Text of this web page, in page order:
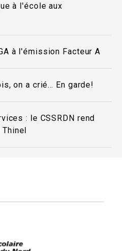
à l'école aux
à l'émission Facteur A
on a crié… En garde!
: le CSSRDN rend
Thinel